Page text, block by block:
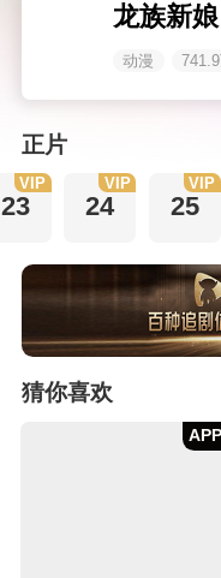
龙族新娘
动漫
正片
23
VIP
24
VIP
25
VIP
猜你喜欢